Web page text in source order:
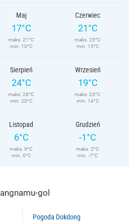
Maj
17°C
maks. 21°C
min. 10°C
Czerwiec
21°C
maks. 25°C
min. 15°C
Sierpień
24°C
maks. 28°C
min. 20°C
Wrzesień
19°C
maks. 23°C
min. 14°C
Listopad
6°C
maks. 9°C
min. 0°C
Grudzień
-1°C
maks. 2°C
min. -7°C
gol
Pogoda Dokdong